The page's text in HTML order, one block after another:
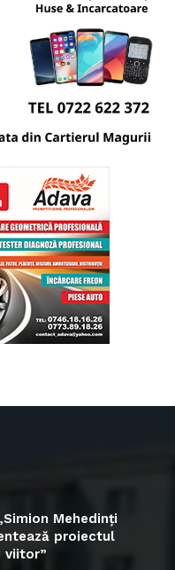
Mehedinți
proiectul
viitor”